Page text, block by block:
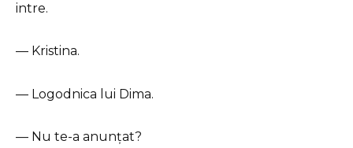
intre.
— Kristina.
— Logodnica lui Dima.
— Nu te-a anunțat?